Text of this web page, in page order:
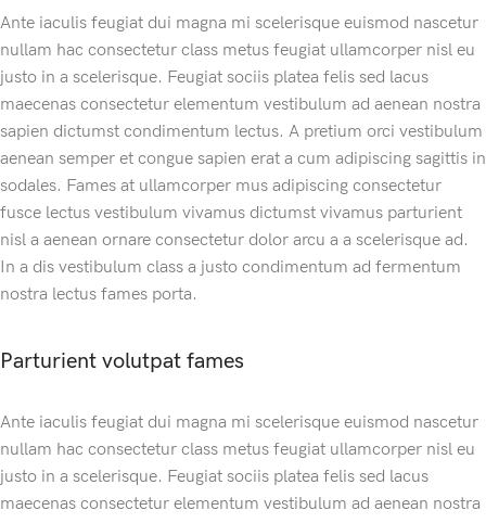
Ante iaculis feugiat dui magna mi scelerisque euismod nascetur
nullam hac consectetur class metus feugiat ullamcorper nisl eu
justo in a scelerisque. Feugiat sociis platea felis sed lacus
maecenas consectetur elementum vestibulum ad aenean nostra
sapien dictumst condimentum lectus. A pretium orci vestibulum
aenean semper et congue sapien erat a cum adipiscing sagittis in
sodales. Fames at ullamcorper mus adipiscing consectetur
fusce lectus vestibulum vivamus dictumst vivamus parturient
nisl a aenean ornare consectetur dolor arcu a a scelerisque ad.
In a dis vestibulum class a justo condimentum ad fermentum
nostra lectus fames porta.
Parturient volutpat fames
Ante iaculis feugiat dui magna mi scelerisque euismod nascetur
nullam hac consectetur class metus feugiat ullamcorper nisl eu
justo in a scelerisque. Feugiat sociis platea felis sed lacus
maecenas consectetur elementum vestibulum ad aenean nostra